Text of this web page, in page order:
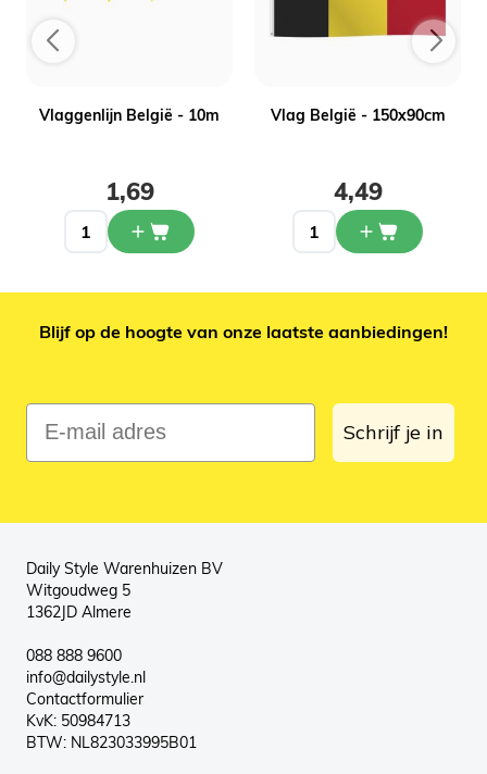
Vlaggenlijn België - 10m
1,69
Vlag België - 150x90cm
4,49
Blijf op de hoogte van onze laatste aanbiedingen!
E-mail adres
Schrijf je in
Daily Style Warenhuizen BV
Witgoudweg 5
1362JD Almere
088 888 9600
info@dailystyle.nl
Contactformulier
KvK: 50984713
BTW: NL823033995B01